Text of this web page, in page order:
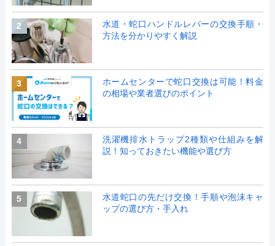
2
水道・蛇口ハンドルレバーの交換手順・
方法を分かりやすく解説
3
ホームセンターで蛇口交換は可能！料金
の相場や業者選びのポイント
4
洗濯機排水トラップ2種類や仕組みを解
説！知っておきたい機能や選び方
5
水道蛇口の先だけ交換！手順や泡沫キャ
ップの選び方・手入れ